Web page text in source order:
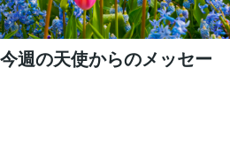
週の天使からのメッセー